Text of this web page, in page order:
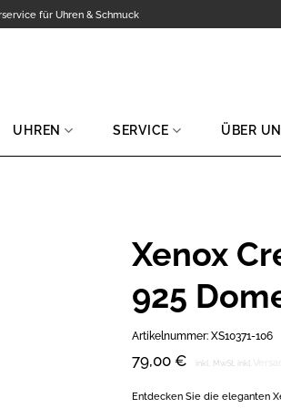
für Uhren & Schmuck
UHREN SERVICE ÜBER
Xenox
925
Artikelnummer: XS10371-106
79,00 € inkl. MwSt. inkl.
Entdecken Sie die eleganten